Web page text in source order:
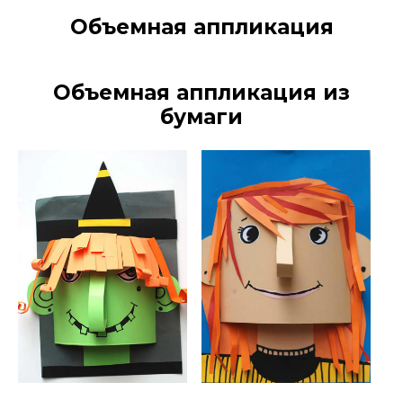
Объемная аппликация
Объемная аппликация из
бумаги